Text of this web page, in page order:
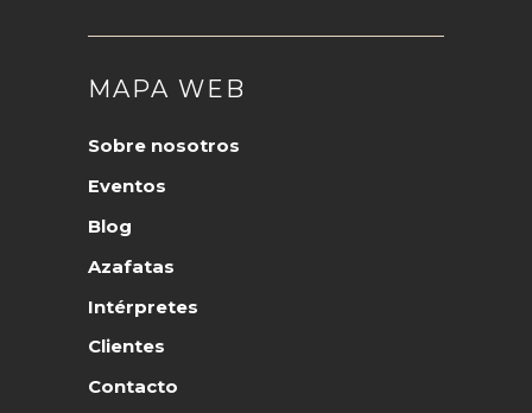
MAPA WEB
Sobre nosotros
Eventos
Blog
Azafatas
Intérpretes
Clientes
Contacto